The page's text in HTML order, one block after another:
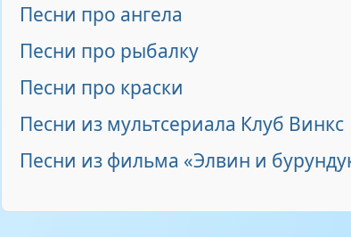
Песни про ангела
Песни про рыбалку
Песни про краски
Песни из мультсериала Клуб Винкс
Песни из фильма «Элвин и